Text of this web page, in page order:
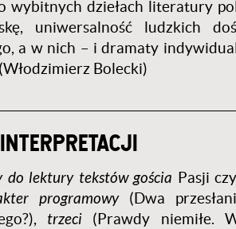
wybitnych dziełach literatury
uniwersalność ludzkich
a w nich – i dramaty
Bolecki)
do lektury tekstów gościa Pasji
programowy (Dwa
trzeci (Prawdy niemiłe.